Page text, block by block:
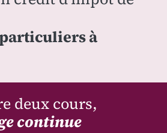
à
deux cours,
continue